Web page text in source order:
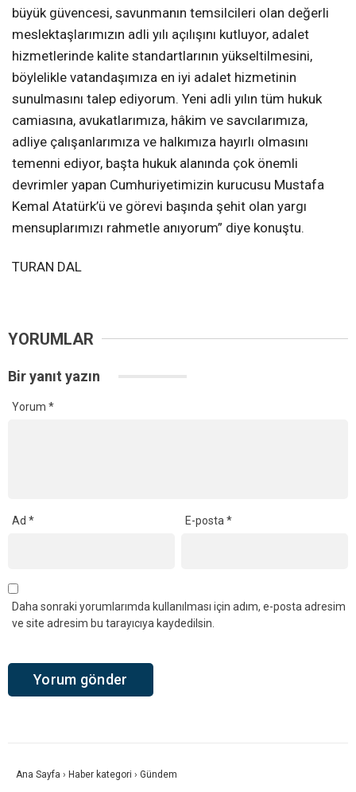
büyük güvencesi, savunmanın temsilcileri olan değerli
meslektaşlarımızın adli yılı açılışını kutluyor, adalet
hizmetlerinde kalite standartlarının yükseltilmesini,
böylelikle vatandaşımıza en iyi adalet hizmetinin
sunulmasını talep ediyorum. Yeni adli yılın tüm hukuk
camiasına, avukatlarımıza, hâkim ve savcılarımıza,
adliye çalışanlarımıza ve halkımıza hayırlı olmasını
temenni ediyor, başta hukuk alanında çok önemli
devrimler yapan Cumhuriyetimizin kurucusu Mustafa
Kemal Atatürk’ü ve görevi başında şehit olan yargı
mensuplarımızı rahmetle anıyorum” diye konuştu.
TURAN DAL
YORUMLAR
Bir yanıt yazın
Yorum *
Ad * E-posta*
Daha sonraki yorumlarımda kullanılması için adım, e-posta adresim
ve site adresim bu tarayıcıya kaydedilsin.
Ana Sayfa › Haber kategori › Gündem